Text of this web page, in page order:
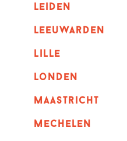
leiden
leeuwarden
lille
londen
maastricht
mechelen